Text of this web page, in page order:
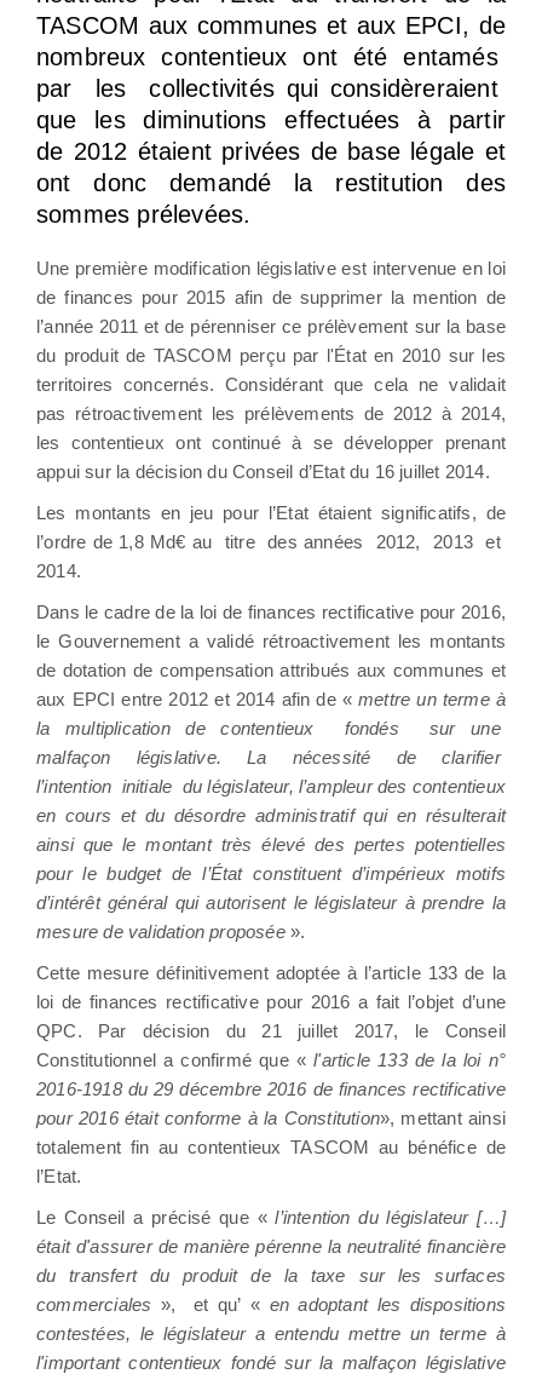
TASCOM aux communes et aux EPCI, de
nombreux contentieux ont été entamés
par les collectivités qui considèreraient
que les diminutions effectuées à partir
de 2012 étaient privées de base légale et
ont donc demandé la restitution des
sommes prélevées.
Une première modification législative est intervenue en loi
de finances pour 2015 afin de supprimer la mention de
l’année 2011 et de pérenniser ce prélèvement sur la base
du produit de TASCOM perçu par l'État en 2010 sur les
territoires concernés. Considérant que cela ne validait
pas rétroactivement les prélèvements de 2012 à 2014,
les contentieux ont continué à se développer prenant
appui sur la décision du Conseil d’Etat du 16 juillet 2014.
Les montants en jeu pour l’Etat étaient significatifs, de
l’ordre de 1,8 Md€ au titre des années 2012, 2013 et
2014.
Dans le cadre de la loi de finances rectificative pour 2016,
le Gouvernement a validé rétroactivement les montants
de dotation de compensation attribués aux communes et
aux EPCI entre 2012 et 2014 afin de «mettre un terme à
la multiplication de contentieux fondés sur une
malfaçon législative. La nécessité de clarifier
l’intention initiale du législateur, l’ampleur des contentieux
en cours et du désordre administratif qui en résulterait
ainsi que le montant très élevé des pertes potentielles
pour le budget de l’État constituent d’impérieux motifs
d’intérêt général qui autorisent le législateur à prendre la
mesure de validation proposée».
Cette mesure définitivement adoptée à l’article 133 de la
loi de finances rectificative pour 2016 a fait l’objet d’une
QPC. Par décision du 21 juillet 2017, le Conseil
Constitutionnel a confirmé que «l'article 133 de la loi n°
2016-1918 du 29 décembre 2016 de finances rectificative
pour 2016 était conforme à la Constitution», mettant ainsi
totalement fin au contentieux TASCOM au bénéfice de
l’Etat.
Le Conseil a précisé que «l’intention du législateur […]
était d'assurer de manière pérenne la neutralité financière
du transfert du produit de la taxe sur les surfaces
commerciales », et qu’ « en adoptant les dispositions
contestées, le législateur a entendu mettre un terme à
l'important contentieux fondé sur la malfaçon législative